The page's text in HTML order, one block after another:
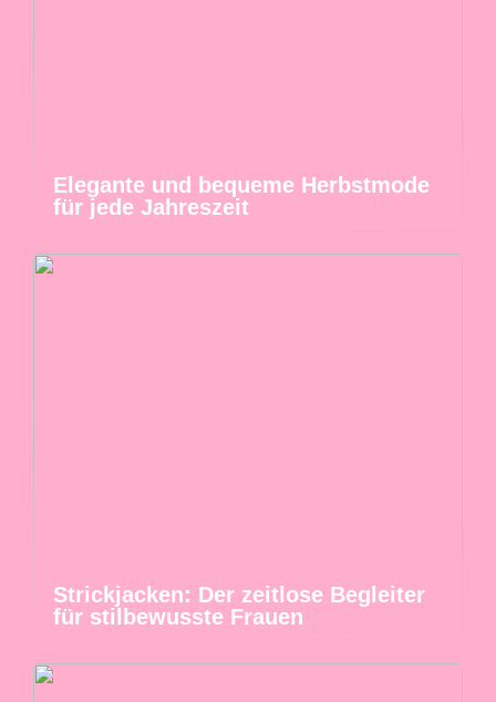
Elegante und bequeme Herbstmode
für jede Jahreszeit
Strickjacken: Der zeitlose Begleiter
für stilbewusste Frauen